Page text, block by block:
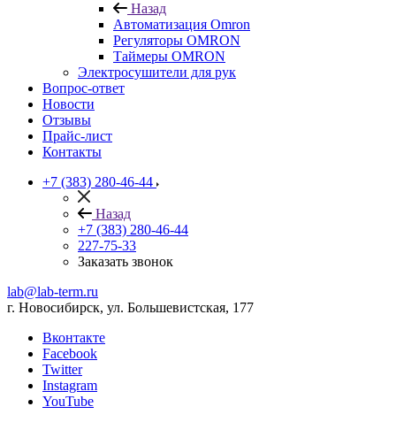
Назад
Автоматизация Omron
Регуляторы OMRON
Таймеры OMRON
Электросушители для рук
Вопрос-ответ
Новости
Отзывы
Прайс-лист
Контакты
+7 (383) 280-46-44
Назад
+7 (383) 280-46-44
227-75-33
Заказать звонок
lab@lab-term.ru
г. Новосибирск, ул. Большевистская, 177
Вконтакте
Facebook
Twitter
Instagram
YouTube